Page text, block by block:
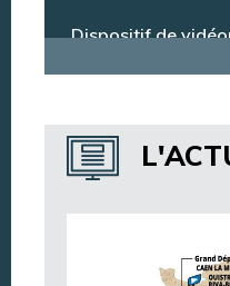
Dispositif de
Annuaire des
Annuaire des
Argentan